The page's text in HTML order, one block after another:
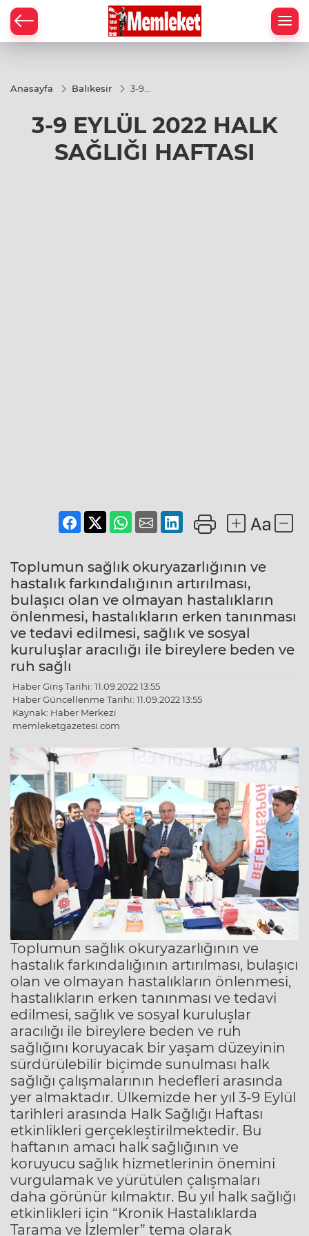
Anasayfa Balıkesir
3-9
HALK
SAĞLIĞI
HAFTASI
3-9 EYLÜL 2022 HALK
SAĞLIĞI HAFTASI
Toplumun sağlık okuryazarlığının ve
hastalık farkındalığının artırılması,
bulaşıcı olan ve olmayan hastalıkların
önlenmesi, hastalıkların erken tanınması
ve tedavi edilmesi, sağlık ve sosyal
kuruluşlar aracılığı ile bireylere beden ve
ruh sağlı
Haber Giriş Tarihi: 11.09.2022 13:55
Haber Güncellenme Tarihi: 11.09.2022 13:55
Kaynak: Haber Merkezi
memleketgazetesi.com
Toplumun sağlık okuryazarlığının ve
hastalık farkındalığının artırılması, bulaşıcı
olan ve olmayan hastalıkların önlenmesi,
hastalıkların erken tanınması ve tedavi
edilmesi, sağlık ve sosyal kuruluşlar
aracılığı ile bireylere beden ve ruh
sağlığını koruyacak bir yaşam düzeyinin
sürdürülebilir biçimde sunulması halk
sağlığı çalışmalarının hedefleri arasında
yer almaktadır. Ülkemizde her yıl 3-9 Eylül
tarihleri arasında Halk Sağlığı Haftası
etkinlikleri gerçekleştirilmektedir. Bu
haftanın amacı halk sağlığının ve
koruyucu sağlık hizmetlerinin önemini
vurgulamak ve yürütülen çalışmaları
daha görünür kılmaktır. Bu yıl halk sağlığı
etkinlikleri için “Kronik Hastalıklarda
Tarama ve İzlemler” tema olarak